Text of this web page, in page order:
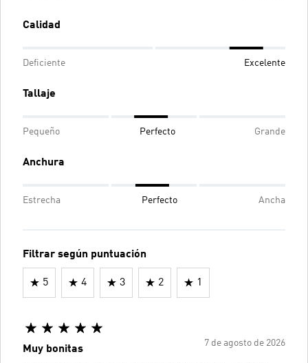
Calidad
Deficiente Excelente
Tallaje
Pequeño Perfecto Grande
Anchura
Estrecha Perfecto Ancha
Filtrar según puntuación
5 4 3 2 1
7 de agosto de 2026
Muy bonitas